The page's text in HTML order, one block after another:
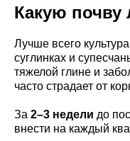
Какую почву
Лучше всего
суглинках и
тяжелой глине и
часто страдает от
За 2–3 недели до
внести на каждый